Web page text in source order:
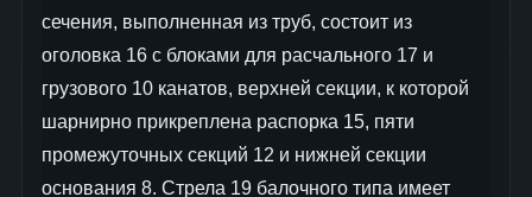
сечения, выполненная из труб, состоит из
оголовка 16 с блоками для расчального 17 и
грузового 10 канатов, верхней секции, к которой
шарнирно прикреплена распорка 15, пяти
промежуточных секций 12 и нижней секции
основания 8. Стрела 19 балочного типа имеет